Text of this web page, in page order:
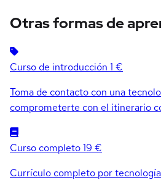
Otras formas de
Curso de introducción 1 €
Toma de contacto con una
comprometerte con el itinerario
Curso completo19 €
Currículo completo por